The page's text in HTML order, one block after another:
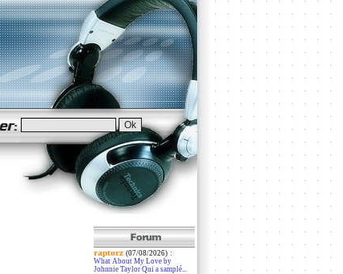
raptorz (07/08/2026):
What About My Love by
Johnnie Taylor Qui a samplé...